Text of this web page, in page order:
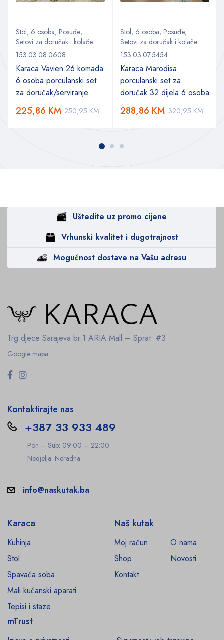
Stol, 6 osoba, Posuđe,
Setovi za doručak i kolače
153.03.08.0608
Karaca Vavien 26 komada
6 osoba porculanski set
za doručak/serviranje
250,95KM
225,86 KM
Stol, 6 osoba, Posuđe,
Setovi za doručak i kolače
153.03.07.5454
Karaca Marodisa
porculanski set za
doručak 32 dijela 6 osoba
320,95KM
288,86 KM
Uštedite uz promo cijene
Vrhunski kvalitet i dugotrajnost
Mogućnost dostave na Vašu adresu
Trg djece Sarajeva br.1 ARIA Mall – Sprat #3
Google mapa
Kontaktirajte nas
+387 33 933 489
Pon – Sub: 09:00 – 22:00
Nedjelja: Neradna
info@naskutak.ba
Karaca
Kuhinja
Stol
Spavaća soba
Mali kućanski aparati
Tepisi i staze
Naš kutak
Moj račun
O nama
Shop
Novosti
Kontakt
mTrust